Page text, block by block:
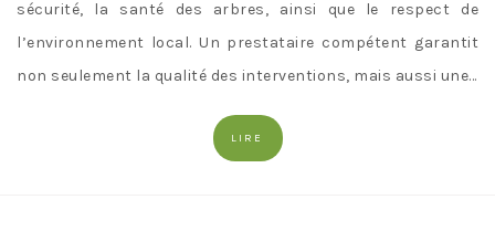
sécurité, la santé des arbres, ainsi que le respect de
l’environnement local. Un prestataire compétent garantit
non seulement la qualité des interventions, mais aussi une…
LIRE